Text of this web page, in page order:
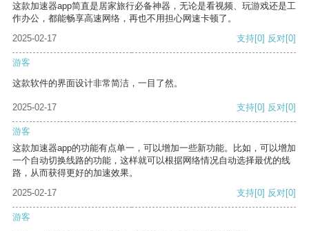
这款加速器app简直是居家旅行必备神器，无论是看视频、玩游戏还是工
作办公，都能畅享高速网络，再也不用担心网速卡顿了。
2025-02-17
支持[0] 反对[0]
游客
这款软件的界面设计非常简洁，一目了然。
2025-02-17 支持[0] 反对[0]
游客
这款加速器app的功能有点单一，可以增加一些新功能。比如，可以增加
一个自动切换线路的功能，这样就可以根据网络情况自动选择最优的线
路，从而获得更好的加速效果。
2025-02-17
支持[0] 反对[0]
游客